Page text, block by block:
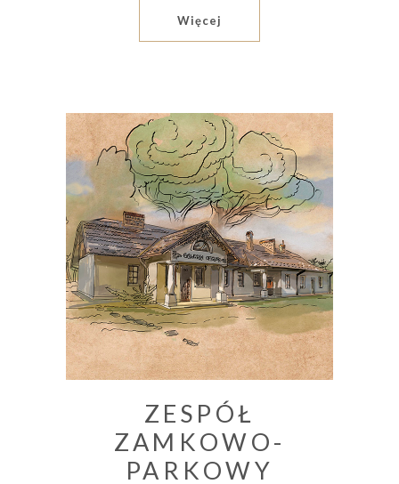
Więcej
ZESPÓŁ
ZAMKOWO-
PARKOWY